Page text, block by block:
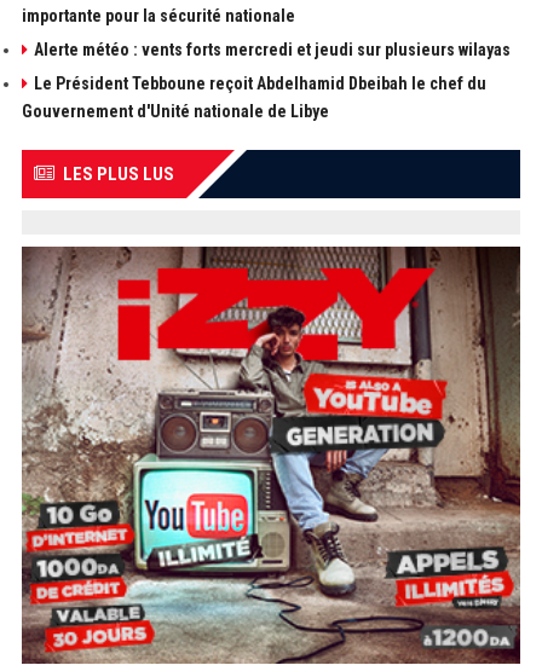
importante pour la sécurité nationale
Alerte météo : vents forts mercredi et jeudi sur plusieurs wilayas
Le Président Tebboune reçoit Abdelhamid Dbeibah le chef du
Gouvernement d'Unité nationale de Libye
LES PLUS LUS